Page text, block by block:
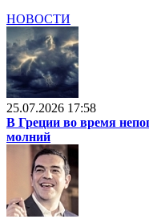
НОВОСТИ
25.07.2026 17:58
В Греции во время
молний